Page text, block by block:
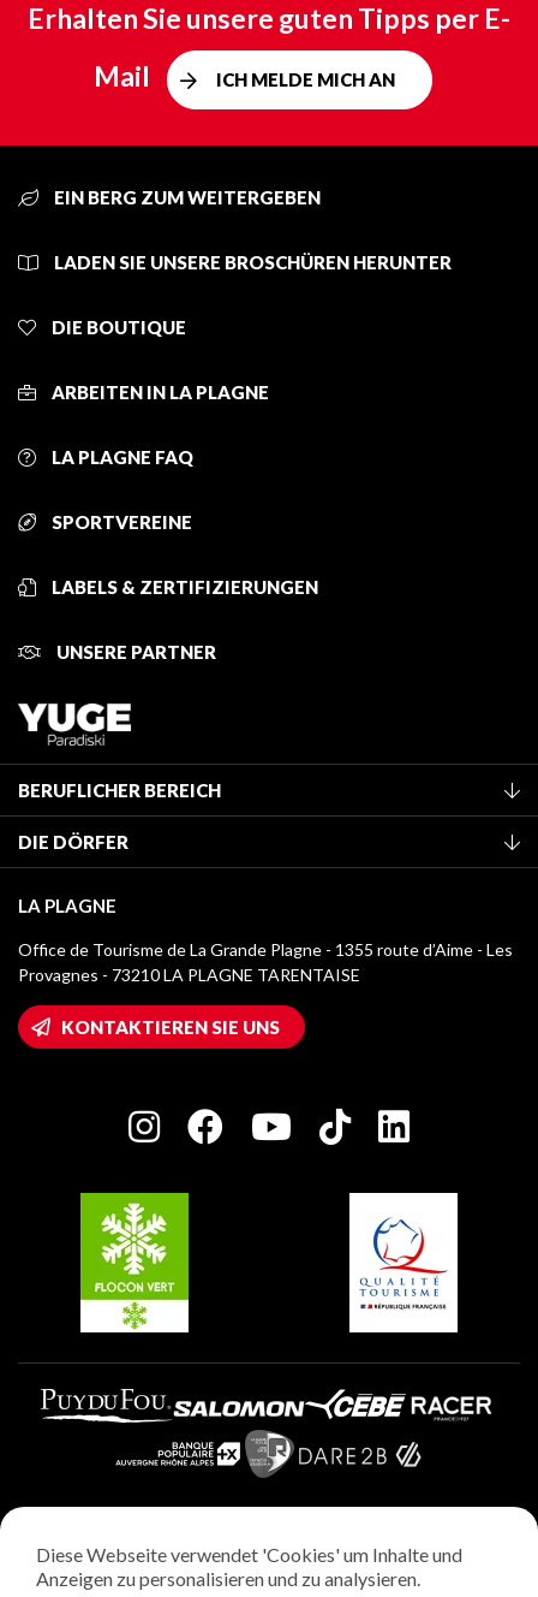
Erhalten Sie unsere guten Tipps per E-
Mail
ICH MELDE MICH AN
EIN BERG ZUM WEITERGEBEN
LADEN SIE UNSERE BROSCHÜREN HERUNTER
DIE BOUTIQUE
ARBEITEN IN LA PLAGNE
LA PLAGNE FAQ
SPORTVEREINE
LABELS & ZERTIFIZIERUNGEN
UNSERE PARTNER
BERUFLICHER BEREICH
Mitglied des Fremdenverkehrsamtes werden
Klassifizierung von Möbeln
Kurtaxe
Mediathek
Logos La Plagne
Wifi-Zugang
Haus der Eigentümer
Charta der Engagierten Akteure
DIE DÖRFER
Montchavin - Les Coches
Champagny-en-Vanoise
Plagne 1800
Plagne Villages
Plagne Aime 2000
LA PLAGNE
Office de Tourisme de La Grande Plagne - 1355 route d’Aime - Les
Provagnes - 73210 LA PLAGNE TARENTAISE
KONTAKTIEREN SIE UNS
Rechtliche Hinweise
Diese Webseite verwendet 'Cookies' um Inhalte und
Anzeigen zu personalisieren und zu analysieren.